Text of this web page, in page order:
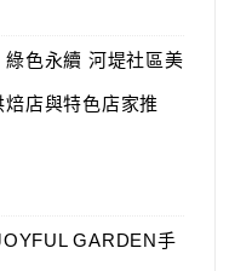
色永續 河堤社區美
店與特色店家推
GARDEN手